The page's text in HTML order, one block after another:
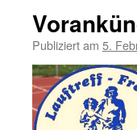
Publiziert am 5.